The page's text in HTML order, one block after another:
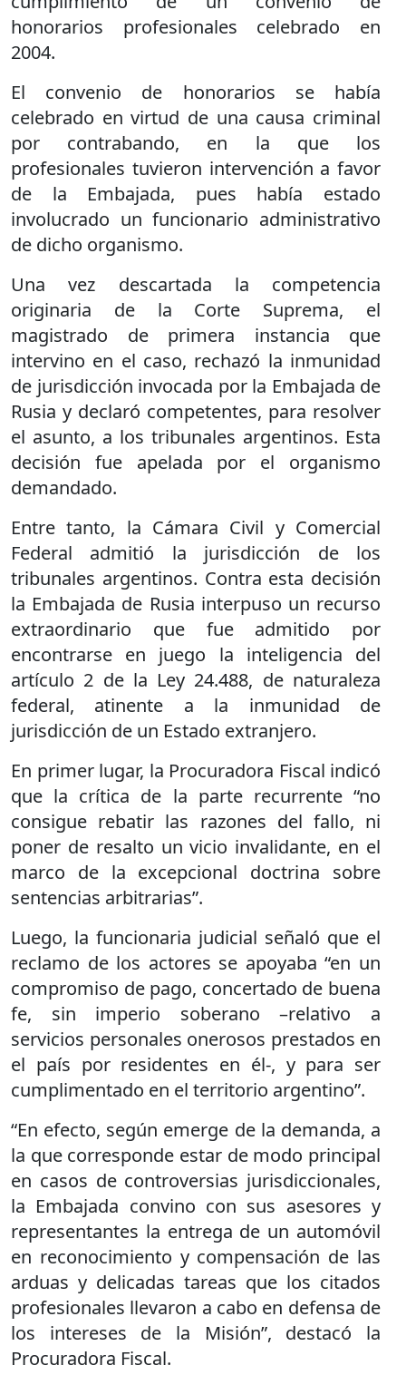
honorarios profesionales celebrado en
2004.
El convenio de honorarios se había
celebrado en virtud de una causa criminal
por contrabando, en la que los
profesionales tuvieron intervención a favor
de la Embajada, pues había estado
involucrado un funcionario administrativo
de dicho organismo.
Una vez descartada la competencia
originaria de la Corte Suprema, el
magistrado de primera instancia que
intervino en el caso, rechazó la inmunidad
de jurisdicción invocada por la Embajada de
Rusia y declaró competentes, para resolver
el asunto, a los tribunales argentinos. Esta
decisión fue apelada por el organismo
demandado.
Entre tanto, la Cámara Civil y Comercial
Federal admitió la jurisdicción de los
tribunales argentinos. Contra esta decisión
la Embajada de Rusia interpuso un recurso
extraordinario que fue admitido por
encontrarse en juego la inteligencia del
artículo 2 de la Ley 24.488, de naturaleza
federal, atinente a la inmunidad de
jurisdicción de un Estado extranjero.
En primer lugar, la Procuradora Fiscal indicó
que la crítica de la parte recurrente “no
consigue rebatir las razones del fallo, ni
poner de resalto un vicio invalidante, en el
marco de la excepcional doctrina sobre
sentencias arbitrarias”.
Luego, la funcionaria judicial señaló que el
reclamo de los actores se apoyaba “en un
compromiso de pago, concertado de buena
fe, sin imperio soberano –relativo a
servicios personales onerosos prestados en
el país por residentes en él-, y para ser
cumplimentado en el territorio argentino”.
“En efecto, según emerge de la demanda, a
la que corresponde estar de modo principal
en casos de controversias jurisdiccionales,
la Embajada convino con sus asesores y
representantes la entrega de un automóvil
en reconocimiento y compensación de las
arduas y delicadas tareas que los citados
profesionales llevaron a cabo en defensa de
los intereses de la Misión”, destacó la
Procuradora Fiscal.